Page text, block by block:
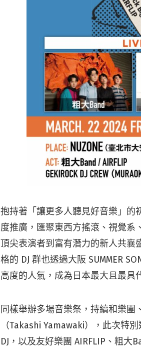
抱持著「讓更多人聽見好音樂」的
度推廣，匯聚東西方搖滾、視覺系
頂尖表演者到富有潛力的新人共襄
格的 DJ 群也透過大阪 SUMMER
高度的人氣，成為日本最大且最具
同樣舉辦多場音樂祭，持續和樂
（Takashi Yamawaki），此次特別
DJ，以及友好樂團 AIRFLIP、粗大